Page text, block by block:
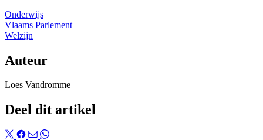
Onderwijs
Vlaams Parlement
Welzijn
Auteur
Loes Vandromme
Deel dit artikel